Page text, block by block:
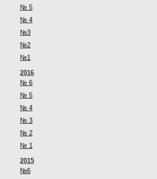
№ 5
№ 4
№3
№2
№1
2016
№ 6
№ 5
№ 4
№ 3
№ 2
№ 1
2015
№6